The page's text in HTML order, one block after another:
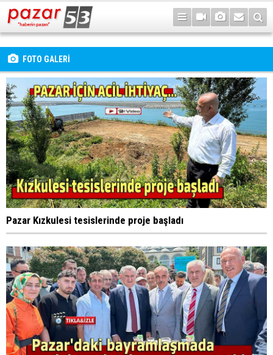
FOTO GALERİ
Pazar Kızkulesi tesislerinde proje başladı